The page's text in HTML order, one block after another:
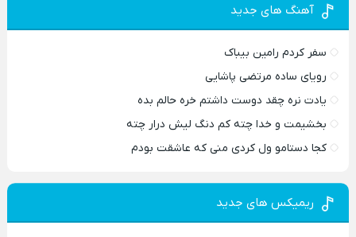
آهنگ های جدید
سفر کردم رامین بیباک
رویای ساده مرتضی پاشایی
یادت نره چقد دوست داشتم خره حالم بده
بخشیمت و خدا چته کم دنگ لیش درار چته
کجا دستامو ول کردی منی که عاشقت بودم
ریمیکس های جدید